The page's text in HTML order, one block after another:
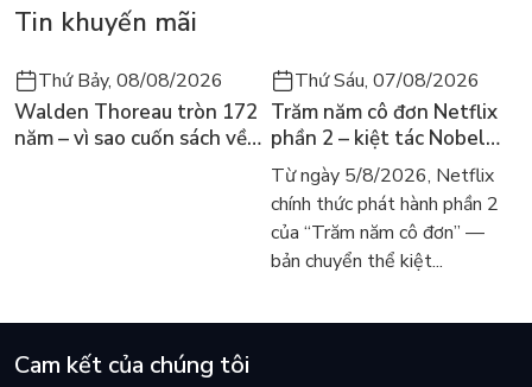
ngợm nho nhỏ trên đường trưởng thành... bạn đọc nhí sẽ cười
mình hồi xưa quá vậy!". Sau những trận cười ấy, hẳn bạn đã
nhận ra điều nhắn nhủ giản đơn mà sâu sắc của tác giả, giúp
chúng ta học hỏi và tiến bộ hơn.
Tin khuyến mãi
Thứ Bảy, 08/08/2026
Walden Thoreau tròn 172
năm – vì sao cuốn sách về
Thứ Sáu, 07/08/2026
Trăm năm cô đơn Netflix
phần 2 – kiệt tác Nobel
trở lại màn ảnh, dòng
người tìm đọc lại García
Márquez
Từ ngày 5/8/2026, Netflix
chính thức phát hành phần 2
của “Trăm năm cô đơn” —
bản chuyển thể kiệt...
Cam kết của chúng tôi